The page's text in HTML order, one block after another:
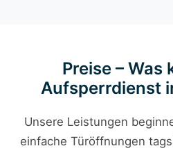
Preise – Was
Aufsperrdienst
Unsere Leistungen
einfache Türöffnungen